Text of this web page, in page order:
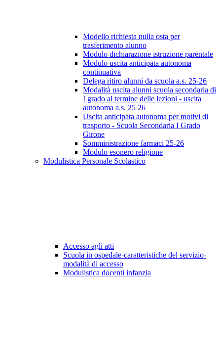
Modello richiesta nulla osta per
trasferimento alunno
Modulo dichiarazione istruzione parentale
Modulo uscita anticipata autonoma
continuativa
Delega ritiro alunni da scuola a.s. 25-26
Modalità uscita alunni scuola secondaria di
I grado al termine delle lezioni - uscita
autonoma a.s. 25 26
Uscita anticipata autonoma per motivi di
trasporto - Scuola Secondaria I Grado
Girone
Somministrazione farmaci 25-26
Modulo esonero religione
Modulistica Personale Scolastico
Accesso agli atti
Scuola in ospedale-caratteristiche del servizio-
modalità di accesso
Modulistica docenti infanzia